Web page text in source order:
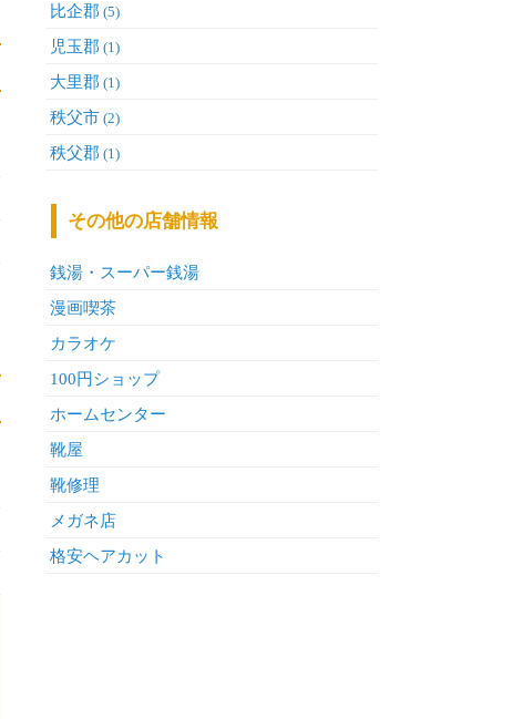
比企郡 (5)
児玉郡 (1)
大里郡 (1)
秩父市 (2)
秩父郡 (1)
その他の店舗情報
銭湯・スーパー銭湯
漫画喫茶
カラオケ
100円ショップ
ホームセンター
靴屋
靴修理
メガネ店
格安ヘアカット